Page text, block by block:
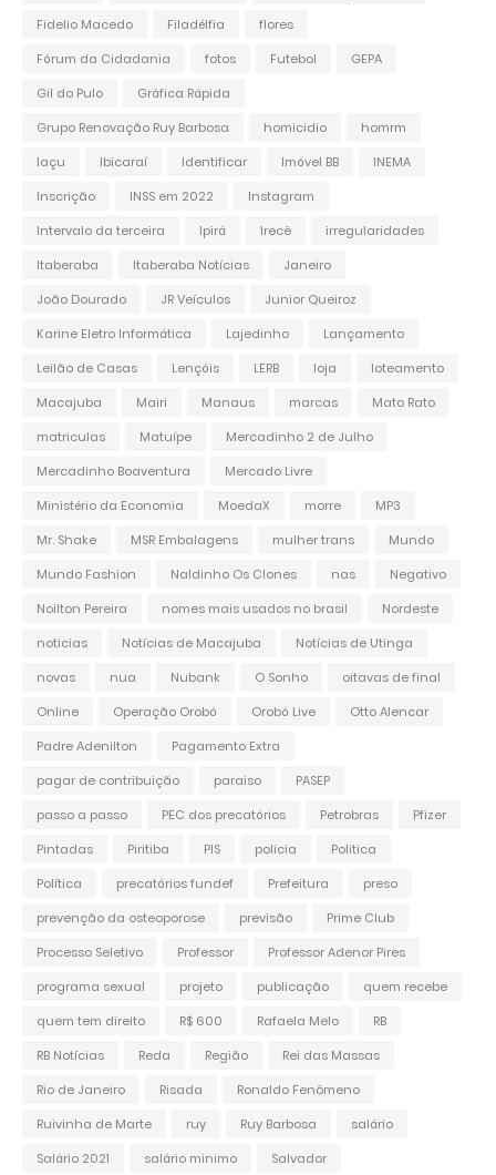
Fidelio Macedo
Filadélfia
flores
Fórum da Cidadania
fotos Futebol
GEPA
Gil do Pulo
Gráfica Rápida
Grupo Renovação Ruy Barbosa
homicidio
homrm
Iaçu
Ibicaraí Identificar Imóvel BB
INEMA
Inscrição
INSS em 2022
Instagram
Intervalo da terceira
Ipirá Irecê
irregularidades
Itaberaba
Itaberaba Notícias
Janeiro
João Dourado
JR Veículos
Junior Queiroz
Karine Eletro Informática
Lajedinho
Lançamento
Leilão de Casas
Lençóis LERB loja
loteamento
Macajuba
Mairi Manaus marcas
Mato Rato
matriculas
Matuípe
Mercadinho 2 de Julho
Mercadinho Boaventura
Mercado Livre
Ministério da Economia
MoedaX morre
MP3
Mr. Shake
MSR Embalagens mulher trans
Mundo
Mundo Fashion
Naldinho Os Clones nas
Negativo
Noilton Pereira
nomes mais usados no brasil
Nordeste
noticias
Notícias de Macajuba
Notícias de Utinga
novas
nua Nubank O Sonho
oitavas de final
Online
Operação Orobó Orobó Live
Otto Alencar
Padre Adenilton
Pagamento Extra
pagar de contribuição
paraiso
PASEP
passo a passo
PEC dos precatórios Petrobras
Pfizer
Pintadas
Piritiba PIS policia
Politica
Política
precatórios fundef Prefeitura
preso
prevenção da osteoporose
previsão
Prime Club
Processo Seletivo
Professor
Professor Adenor Pires
programa sexual
projeto publicação
quem recebe
quem tem direito
R$ 600 Rafaela Melo
RB
RB Notícias
Reda Região
Rei das Massas
Rio de Janeiro
Risada
Ronaldo Fenômeno
Ruivinha de Marte
ruy Ruy Barbosa
salário
Salário 2021
salário minimo
Salvador